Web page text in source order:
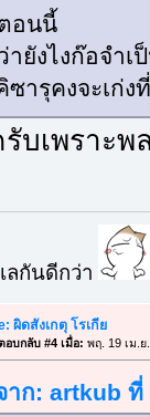
อนนี้
ายังไงก๊อจำเ
ซารุคงจะเก่
บเพราะพ
ลกันดีกว่า
ผิดสังเกตุ โรเกีย
อบกลับ #4 เมื่อ: พฤ. 19 เม.ย
าก: artkub ที่